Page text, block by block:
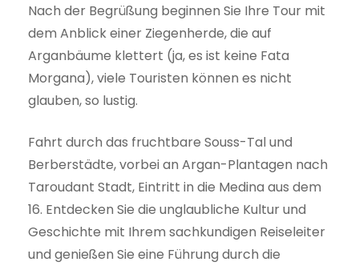
Nach der Begrüßung beginnen Sie Ihre Tour mit
dem Anblick einer Ziegenherde, die auf
Arganbäume klettert (ja, es ist keine Fata
Morgana), viele Touristen können es nicht
glauben, so lustig.
Fahrt durch das fruchtbare Souss-Tal und
Berberstädte, vorbei an Argan-Plantagen nach
Taroudant Stadt, Eintritt in die Medina aus dem
16. Entdecken Sie die unglaubliche Kultur und
Geschichte mit Ihrem sachkundigen Reiseleiter
und genießen Sie eine Führung durch die